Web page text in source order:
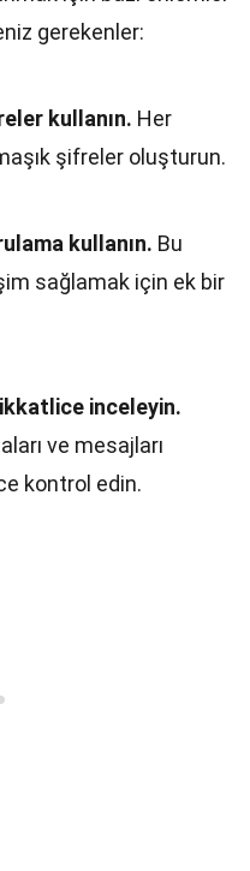
gerekenler:
kullanın. Her
şifreler oluşturun.
kullanın. Bu
sağlamak için ek bir
inceleyin.
ve mesajları
kontrol edin.